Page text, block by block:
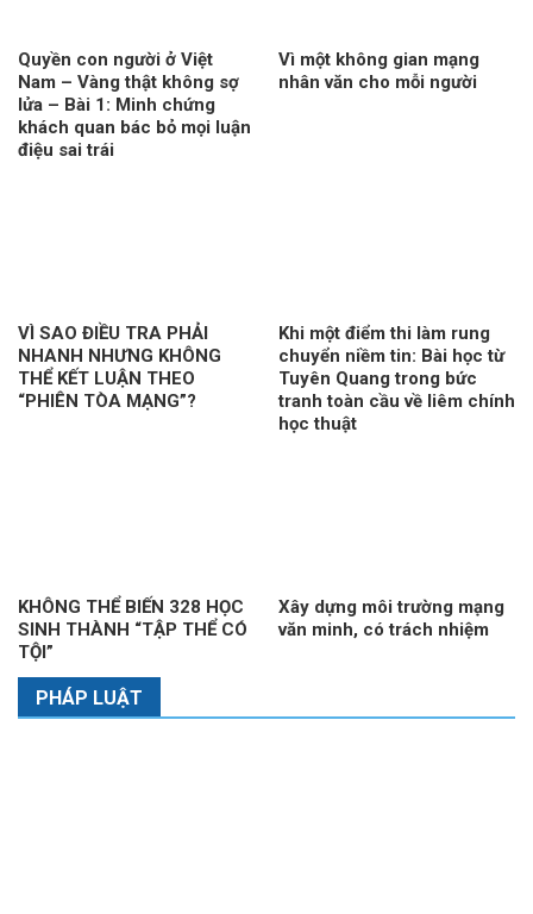
Quyền con người ở Việt
Nam – Vàng thật không sợ
lửa – Bài 1: Minh chứng
khách quan bác bỏ mọi luận
điệu sai trái
Vì một không gian mạng
nhân văn cho mỗi người
VÌ SAO ĐIỀU TRA PHẢI
NHANH NHƯNG KHÔNG
THỂ KẾT LUẬN THEO
“PHIÊN TÒA MẠNG”?
Khi một điểm thi làm rung
chuyển niềm tin: Bài học từ
Tuyên Quang trong bức
tranh toàn cầu về liêm chính
học thuật
KHÔNG THỂ BIẾN 328 HỌC
SINH THÀNH “TẬP THỂ CÓ
TỘI”
Xây dựng môi trường mạng
văn minh, có trách nhiệm
PHÁP LUẬT